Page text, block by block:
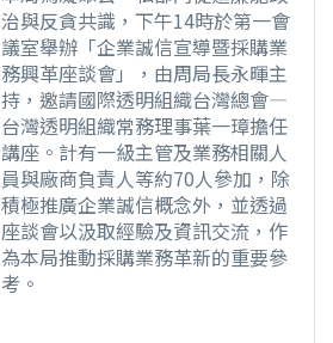
治與反貪共識，下午14時於第一會
議室舉辦「企業誠信宣導暨採購業
務興革座談會」，由周局長永暉主
持，邀請國際透明組織台灣總會—
台灣透明組織常務理事葉一璋擔任
講座。計有一級主管及業務相關人
員與廠商負責人等約70人參加，除
積極推廣企業誠信概念外，並透過
座談會以汲取經驗及資訊交流，作
為本局推動採購業務革新的重要參
考。